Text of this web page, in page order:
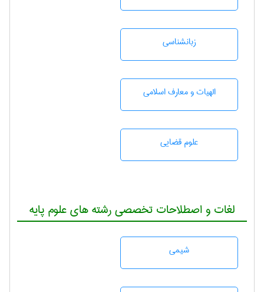
زبانشناسی
الهیات و معارف اسلامی
علوم قضایی
لغات و اصطلاحات تخصصی رشته های علوم پایه
شيمی